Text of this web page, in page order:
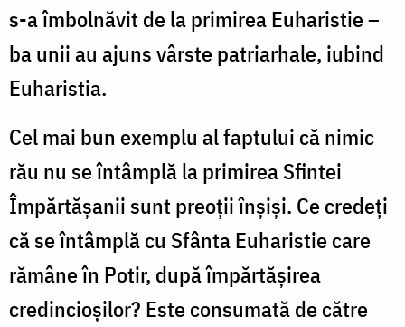
s-a îmbolnăvit de la primirea Euharistie –
ba unii au ajuns vârste patriarhale, iubind
Euharistia.
Cel mai bun exemplu al faptului că nimic
rău nu se întâmplă la primirea Sfintei
Împărtășanii sunt preoții înșiși. Ce credeți
că se întâmplă cu Sfânta Euharistie care
rămâne în Potir, după împărtășirea
credincioșilor? Este consumată de către